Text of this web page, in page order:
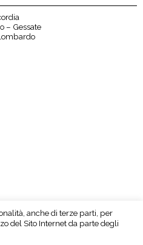
– Gessate
anche di terze parti, per
del Sito Internet da parte degli